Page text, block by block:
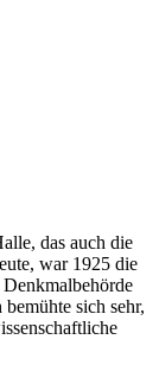
das auch die
war 1925 die
Denkmalbehörde
sich sehr,